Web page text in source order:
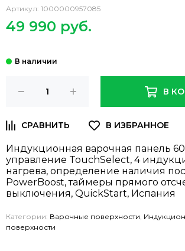
Артикул: 1000000957085
49 990 руб.
В
Индукционная варочная панель
управление TouchSelect, 4
нагрева, определение наличия
PowerBoost, таймеры прямого
выключения, QuickStart, Испания
Категории: Варочные поверхности,
поверхности